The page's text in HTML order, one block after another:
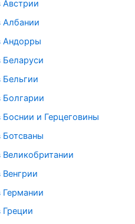
Австрии
Албании
Андорры
Беларуси
Бельгии
Болгарии
и Герцеговины
Ботсваны
Венгрии
Германии
Греции